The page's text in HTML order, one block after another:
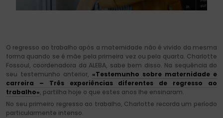
O regresso ao trabalho após a maternidade não é vivido da mesma
forma quando se é mãe pela primeira vez ou pela quarta. Charlotte
Fossoul, coordenadora da ALEBA, sabe bem disso. Na sequência do
seu testemunho anterior, «Testemunho sobre maternidade e
carreira – Três experiências diferentes de regresso ao
trabalho», partilha hoje o que estes anos lhe ensinaram.
No seu primeiro regresso ao trabalho, Charlotte recorda um período
particularmente intenso.